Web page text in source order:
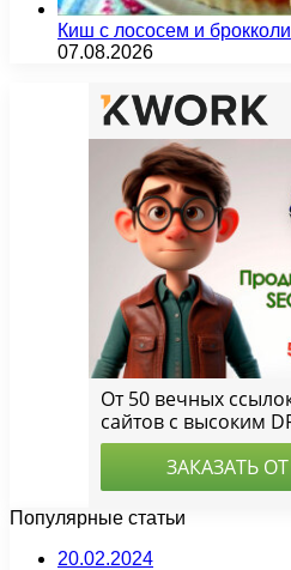
Киш с лососем и брокколи
07.08.2026
Популярные статьи
20.02.2024